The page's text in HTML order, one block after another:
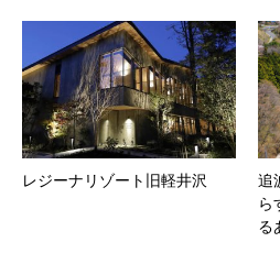
レジーナリゾート旧軽井沢
追
ら
る